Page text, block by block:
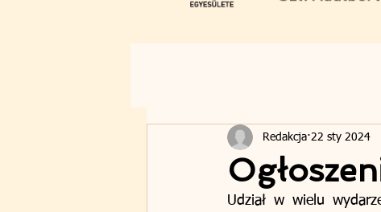
Redakcja 22 sty 2024
Udział w wielu